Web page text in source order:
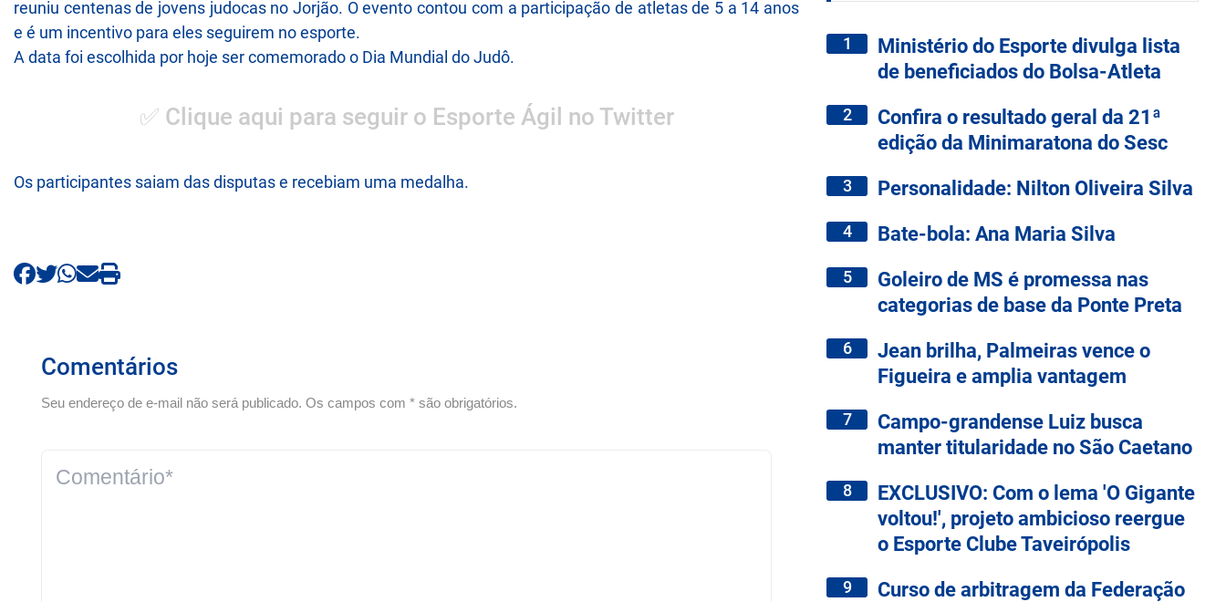
reuniu centenas de jovens judocas no Jorjão. O evento contou com a participação de atletas de 5 a 14 anos
e é um incentivo para eles seguirem no esporte.
A data foi escolhida por hoje ser comemorado o Dia Mundial do Judô.
✅ Clique aqui para seguir o Esporte Ágil no Twitter
Os participantes saiam das disputas e recebiam uma medalha.
Comentários
Seu endereço de e-mail não será publicado. Os campos com * são obrigatórios.
1
Ministério do Esporte divulga lista
de beneficiados do Bolsa-Atleta
2
Confira o resultado geral da 21ª
edição da Minimaratona do Sesc
3 Personalidade: Nilton Oliveira Silva
4 Bate-bola: Ana Maria Silva
5
Goleiro de MS é promessa nas
categorias de base da Ponte Preta
6
Jean brilha, Palmeiras vence o
Figueira e amplia vantagem
7
Campo-grandense Luiz busca
manter titularidade no São Caetano
8
EXCLUSIVO: Com o lema 'O Gigante
voltou!', projeto ambicioso reergue
o Esporte Clube Taveirópolis
9
Curso de arbitragem da Federação